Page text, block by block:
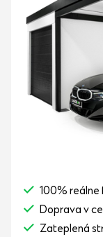
100% reálne
Doprava v
Zateplená